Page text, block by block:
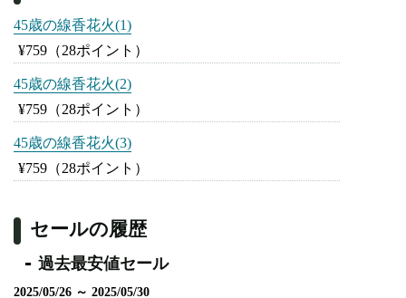
45歳の線香花火(1)
¥759 （28ポイント）
45歳の線香花火(2)
¥759 （28ポイント）
45歳の線香花火(3)
¥759 （28ポイント）
セールの履歴
過去最安値セール
2025/05/26 ～ 2025/05/30